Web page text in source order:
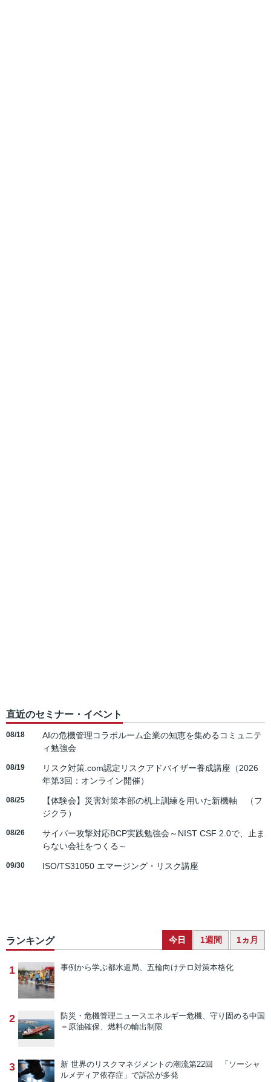
直近のセミナー・イベント
08/18
AIの危機管理コラボルーム企業の知恵を集めるコミュニテ
ィ勉強会
08/19
リスク対策.com認定リスクアドバイザー養成講座（2026
年第3回：オンライン開催）
08/25
【体験会】災害対策本部の机上訓練を用いた新機軸 （フ
ジクラ）
08/26
サイバー攻撃対応BCP実践勉強会～NIST CSF 2.0で、止ま
らない会社をつくる～
09/30 ISO/TS31050 エマージング・リスク講座
ランキング 今日 1週間 1ヵ月
1 事例から学ぶ都水道局、五輪向けテロ対策本格化
2 防災・危機管理ニュースエネルギー危機、守り固める中国
＝原油確保、燃料の輸出制限
3 新 世界のリスクマネジメントの潮流第22回 「ソーシャ
ルメディア依存症」で訴訟が多発